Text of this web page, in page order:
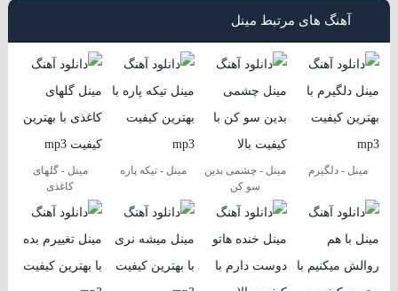
آهنگ های مرتبط مینل
مینل - دلگیرم
مینل - چشمی بدین
سو کن
مینل - تیکه پاره
مینل - گلهای
کاغذی